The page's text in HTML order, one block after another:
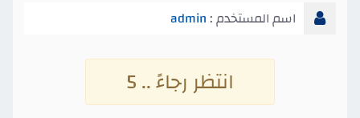
اسم المستخدم : admin
انتظر رجاءً .. 4